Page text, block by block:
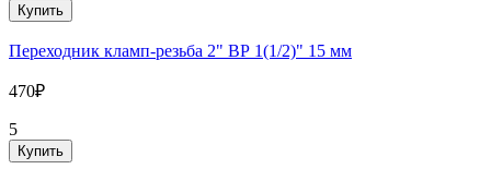
Купить
Переходник кламп-резьба 2" ВР 1(1/2)" 15 мм
470₽
5
Купить